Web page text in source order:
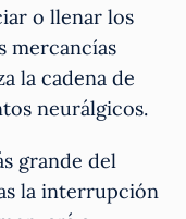
o llenar los
mercancías
la cadena de
neurálgicos.
grande del
la interrupción